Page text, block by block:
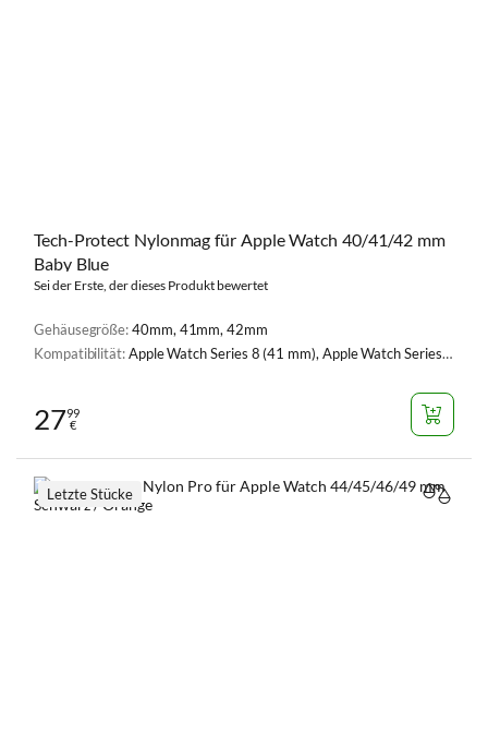
Tech-Protect Nylonmag für Apple Watch 40/41/42 mm
Baby Blue
Sei der Erste, der dieses Produkt bewertet
Gehäusegröße:40mm, 41mm, 42mm
Kompatibilität:Apple Watch Series 8 (41 mm), Apple Watch Series 9 (41 mm), Apple Watch Serie 1, 2, 3 (42 mm), Apple Watch Serie 4, 5, 6, SE, SE 2 (40 mm), Apple Watch Series 7 (41 mm), Apple Watch Series 10 (42 mm), Apple Watch SE 2 (40 mm)
2799
€
Letzte Stücke